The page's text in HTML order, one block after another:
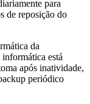
para
de reposição do
da
está
após inatividade,
periódico